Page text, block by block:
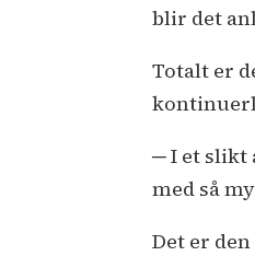
blir det
Totalt er
─ I et slikt
med så
Det er